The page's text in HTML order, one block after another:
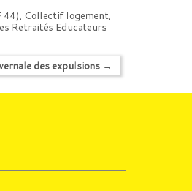
44), Collectif logement,
Retraités Educateurs
des expulsions →